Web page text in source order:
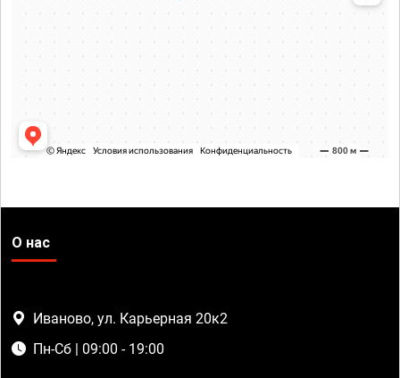
О нас
Иваново, ул. Карьерная 20к2
Пн-Сб | 09:00 - 19:00